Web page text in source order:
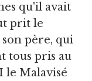
qu'il avait
prit le
père, qui
tous pris au
Malavisé